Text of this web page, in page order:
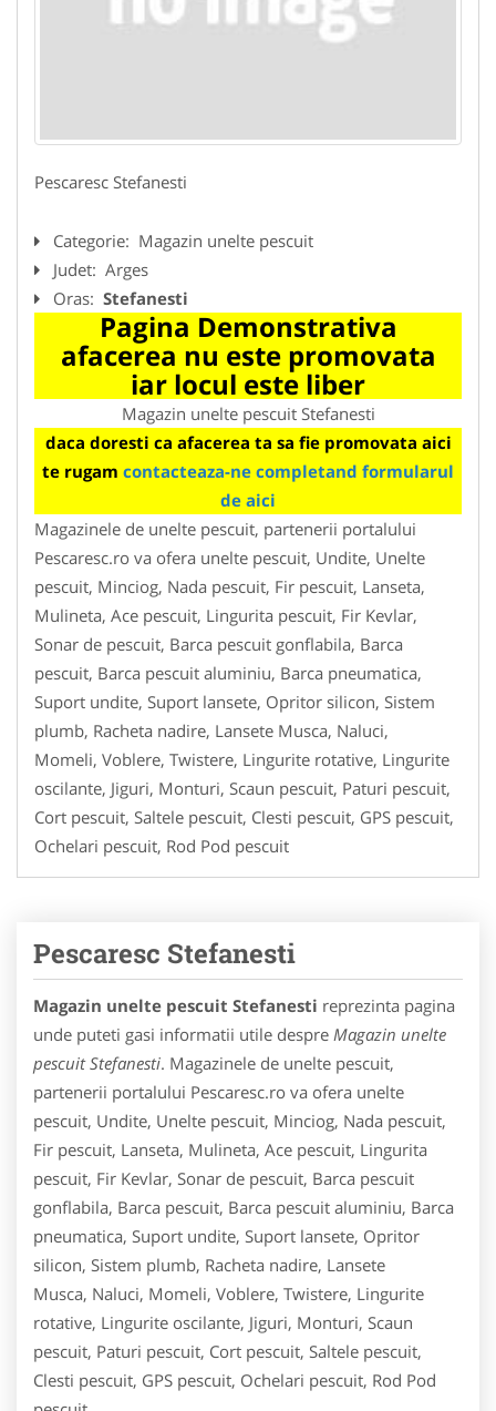
Pescaresc Stefanesti
Categorie: Magazin unelte pescuit
Judet: Arges
Oras: Stefanesti
Pagina Demonstrativa
afacerea nu este promovata
iar locul este liber
Magazin unelte pescuit Stefanesti
daca doresti ca afacerea ta sa fie promovata aici
te rugam contacteaza-ne completand formularul
de aici
Magazinele de unelte pescuit, partenerii portalului
Pescaresc.ro va ofera unelte pescuit, Undite, Unelte
pescuit, Minciog, Nada pescuit, Fir pescuit, Lanseta,
Mulineta, Ace pescuit, Lingurita pescuit, Fir Kevlar,
Sonar de pescuit, Barca pescuit gonflabila, Barca
pescuit, Barca pescuit aluminiu, Barca pneumatica,
Suport undite, Suport lansete, Opritor silicon, Sistem
plumb, Racheta nadire, Lansete Musca, Naluci,
Momeli, Voblere, Twistere, Lingurite rotative, Lingurite
oscilante, Jiguri, Monturi, Scaun pescuit, Paturi pescuit,
Cort pescuit, Saltele pescuit, Clesti pescuit, GPS pescuit,
Ochelari pescuit, Rod Pod pescuit
Pescaresc Stefanesti
Magazin unelte pescuit Stefanesti reprezinta pagina
unde puteti gasi informatii utile despre Magazin unelte
pescuit Stefanesti. Magazinele de unelte pescuit,
partenerii portalului Pescaresc.ro va ofera unelte
pescuit, Undite, Unelte pescuit, Minciog, Nada pescuit,
Fir pescuit, Lanseta, Mulineta, Ace pescuit, Lingurita
pescuit, Fir Kevlar, Sonar de pescuit, Barca pescuit
gonflabila, Barca pescuit, Barca pescuit aluminiu, Barca
pneumatica, Suport undite, Suport lansete, Opritor
silicon, Sistem plumb, Racheta nadire, Lansete
Musca, Naluci, Momeli, Voblere, Twistere, Lingurite
rotative, Lingurite oscilante, Jiguri, Monturi, Scaun
pescuit, Paturi pescuit, Cort pescuit, Saltele pescuit,
Clesti pescuit, GPS pescuit, Ochelari pescuit, Rod Pod